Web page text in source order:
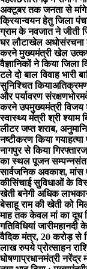
अक्टूबर तक जनता से
क्रियान्वयन हेतु जिला
ग्राम के नवजात ने जीती
घर लौटाखेल अधोसंरचना
करने मुख्यमंत्री खेल
वैज्ञानिकों ने किया जिला
टले दो बाल विवाह भारी
सुनिश्चित किया
और पर्यावरण संरक्षण
करने उपमुख्यमंत्री विजय
स्वास्थ्य मंत्री श्री श्याम
लीटर जप्त शराब,
नष्टीकरण किया गया
नागपुर से किया गिरफ्तार
का स्थल पूजन सम्पन्नसंत
सार्वजनिक अवकाश, मांस
कीसिंचाई सुविधाओं के
खेती बनेगी अधिक
बेसाहू राम की खेती को
माह तक केवल मां का दूध
गतिविधियां जारीमहानदी
वैदिक मंत्र, 20 करोड़ से
लाख रुपये प्रोत्साहन
घोषणाप्रधानमंत्री नरेंद्र